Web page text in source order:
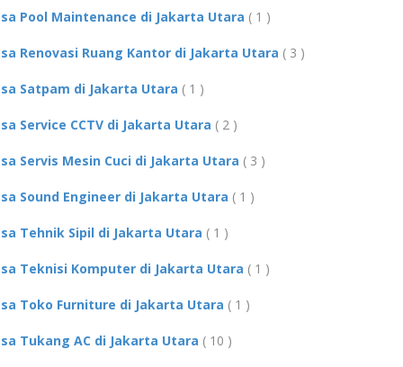
Pool Maintenance di Jakarta Utara ( 1 )
Renovasi Ruang Kantor di Jakarta Utara ( 3 )
Satpam di Jakarta Utara ( 1 )
Service CCTV di Jakarta Utara ( 2 )
Servis Mesin Cuci di Jakarta Utara ( 3 )
Sound Engineer di Jakarta Utara ( 1 )
Tehnik Sipil di Jakarta Utara ( 1 )
Teknisi Komputer di Jakarta Utara ( 1 )
Toko Furniture di Jakarta Utara ( 1 )
Tukang AC di Jakarta Utara ( 10 )